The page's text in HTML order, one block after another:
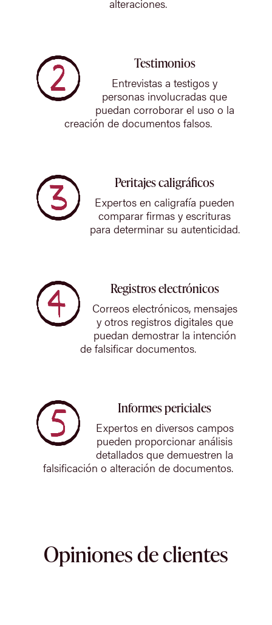
alteraciones.
Testimonios
Entrevistas a testigos y
personas involucradas que
puedan corroborar el uso o la
creación de documentos falsos.
Peritajes caligráficos
Expertos en caligrafía pueden
comparar firmas y escrituras
para determinar su autenticidad.
Registros electrónicos
Correos electrónicos, mensajes
y otros registros digitales que
puedan demostrar la intención
de falsificar documentos.
Informes periciales
Expertos en diversos campos
pueden proporcionar análisis
detallados que demuestren la
falsificación o alteración de documentos.
Opiniones de clientes